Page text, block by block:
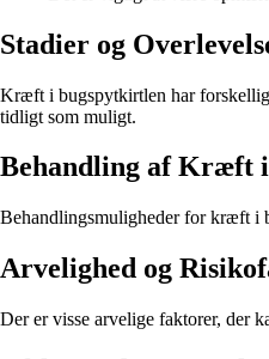
Stadier og
Kræft i bugspytkirtlen har
tidligt som muligt.
Behandling af Kræft
Behandlingsmuligheder for kræft i
Arvelighed og
Der er visse arvelige faktorer, der